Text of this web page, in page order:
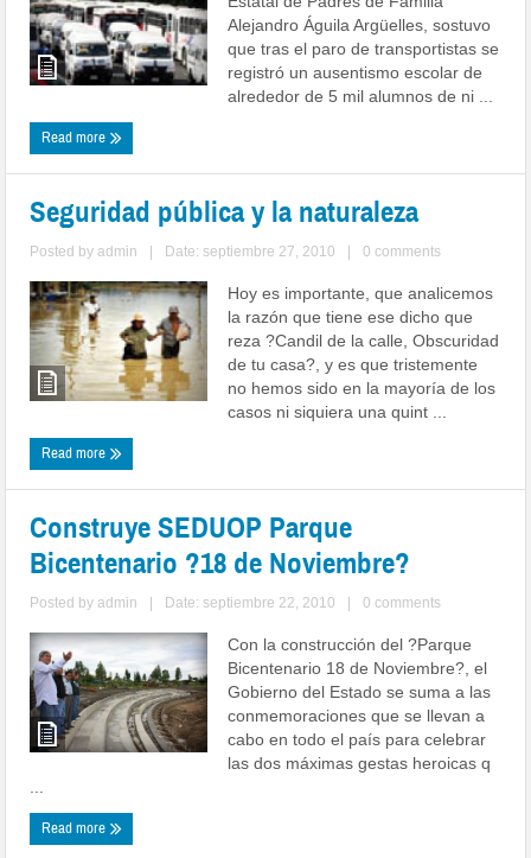
Alejandro Águila Argüelles, sostuvo
que tras el paro de transportistas se
registró un ausentismo escolar de
alrededor de 5 mil alumnos de ni ...
Read more
Seguridad pública y la naturaleza
Posted byadmin Date: septiembre 27, 2010 0 comments
Hoy es importante, que analicemos
la razón que tiene ese dicho que
reza ?Candil de la calle, Obscuridad
de tu casa?, y es que tristemente
no hemos sido en la mayoría de los
casos ni siquiera una quint ...
Read more
Construye SEDUOP Parque
Bicentenario ?18 de Noviembre?
Posted byadmin Date: septiembre 22, 2010 0 comments
Con la construcción del ?Parque
Bicentenario 18 de Noviembre?, el
Gobierno del Estado se suma a las
conmemoraciones que se llevan a
cabo en todo el país para celebrar
las dos máximas gestas heroicas q
Read more